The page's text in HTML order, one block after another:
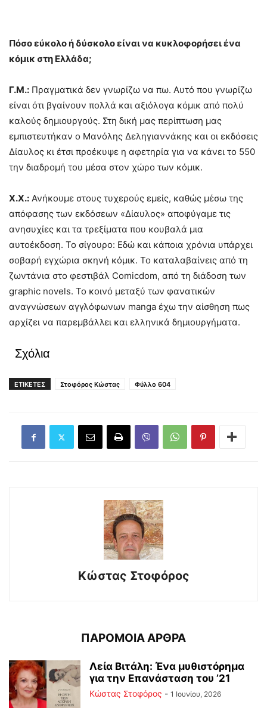
Πόσο εύκολο ή δύσκολο είναι να κυκλοφορήσει ένα
κόμικ στη Ελλάδα;
Γ.Μ.: Πραγματικά δεν γνωρίζω να πω. Αυτό που γνωρίζω
είναι ότι βγαίνουν πολλά και αξιόλογα κόμικ από πολύ
καλούς δημιουργούς. Στη δική μας περίπτωση μας
εμπιστευτήκαν ο Μανόλης Δεληγιαννάκης και οι εκδόσεις
Δίαυλος κι έτσι προέκυψε η αφετηρία για να κάνει το 550
την διαδρομή του μέσα στον χώρο των κόμικ.
Χ.Χ.: Ανήκουμε στους τυχερούς εμείς, καθώς μέσω της
απόφασης των εκδόσεων «Δίαυλος» αποφύγαμε τις
ανησυχίες και τα τρεξίματα που κουβαλά μια
αυτοέκδοση. Το σίγουρο: Εδώ και κάποια χρόνια υπάρχει
σοβαρή εγχώρια σκηνή κόμικ. Το καταλαβαίνεις από τη
ζωντάνια στο φεστιβάλ Comicdom, από τη διάδοση των
graphic novels. Το κοινό μεταξύ των φανατικών
αναγνώσεων αγγλόφωνων manga έχω την αίσθηση πως
αρχίζει να παρεμβάλλει και ελληνικά δημιουργήματα.
Σχόλια
ΕΤΙΚΕΤΕΣ Στοφόρος Κώστας Φύλλο 604
Κώστας Στοφόρος
ΠΑΡΟΜΟΙΑ ΑΡΘΡΑ
Λεία Βιτάλη: Ένα μυθιστόρημα
για την Επανάσταση του ’21
Κώστας Στοφόρος - 1 Ιουνίου, 2026